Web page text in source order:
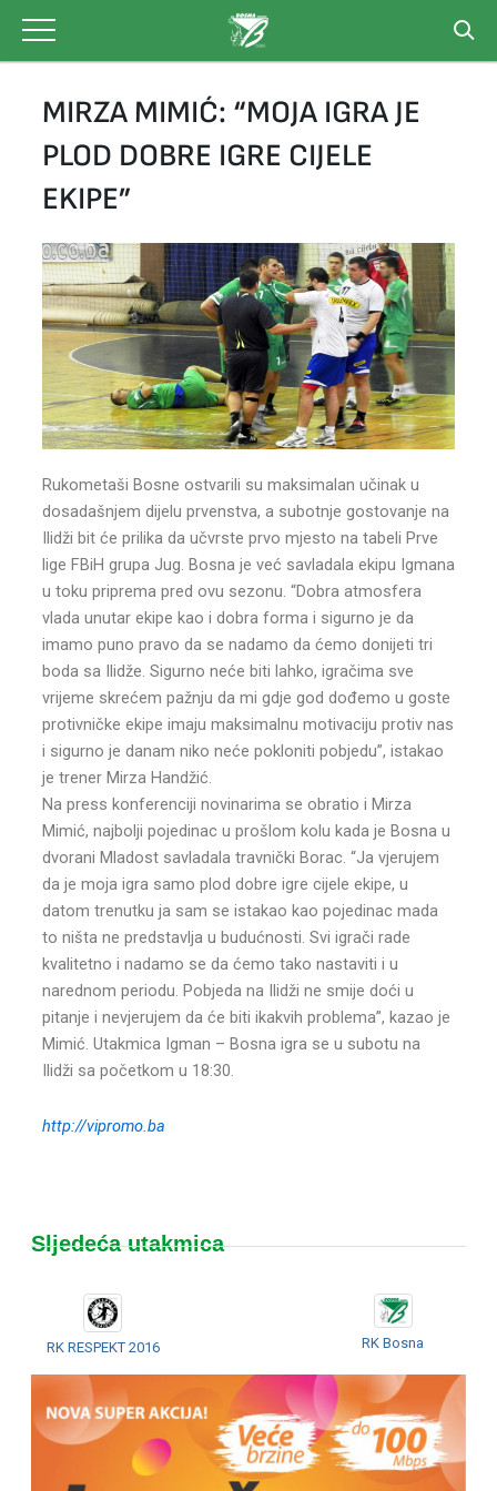
content
MIRZA MIMIĆ: “MOJA IGRA JE
PLOD DOBRE IGRE CIJELE
EKIPE”
Rukometaši Bosne ostvarili su maksimalan učinak u
dosadašnjem dijelu prvenstva, a subotnje gostovanje na
Ilidži bit će prilika da učvrste prvo mjesto na tabeli Prve
lige FBiH grupa Jug. Bosna je već savladala ekipu Igmana
u toku priprema pred ovu sezonu. “Dobra atmosfera
vlada unutar ekipe kao i dobra forma i sigurno je da
imamo puno pravo da se nadamo da ćemo donijeti tri
boda sa Ilidže. Sigurno neće biti lahko, igračima sve
vrijeme skrećem pažnju da mi gdje god dođemo u goste
protivničke ekipe imaju maksimalnu motivaciju protiv nas
i sigurno je danam niko neće pokloniti pobjedu”, istakao
je trener Mirza Handžić.
Na press konferenciji novinarima se obratio i Mirza
Mimić, najbolji pojedinac u prošlom kolu kada je Bosna u
dvorani Mladost savladala travnički Borac. “Ja vjerujem
da je moja igra samo plod dobre igre cijele ekipe, u
datom trenutku ja sam se istakao kao pojedinac mada
to ništa ne predstavlja u budućnosti. Svi igrači rade
kvalitetno i nadamo se da ćemo tako nastaviti i u
narednom periodu. Pobjeda na Ilidži ne smije doći u
pitanje i nevjerujem da će biti ikakvih problema”, kazao je
Mimić. Utakmica Igman – Bosna igra se u subotu na
Ilidži sa početkom u 18:30.
http://vipromo.ba
Sljedeća utakmica
RK RESPEKT 2016 RK Bosna